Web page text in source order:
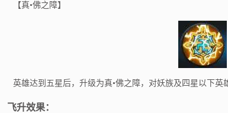
【真•佛之障】
英雄达到五星后，升级为真•佛之障，对妖族及四星以下英
飞升效果：